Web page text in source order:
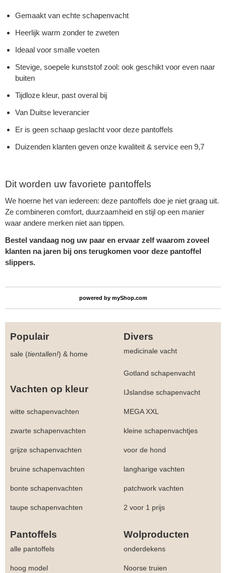
Gemaakt van echte schapenvacht
Heerlijk warm zonder te zweten
Ideaal voor smalle voeten
Stevige, soepele kunststof zool: ook geschikt voor even naar
buiten
Tijdloze kleur, past overal bij
Van Duitse leverancier
Er is geen schaap geslacht voor deze pantoffels
Duizenden klanten geven onze kwaliteit & service een 9,7
Dit worden uw favoriete pantoffels
We hoerne het van iedereen: deze pantoffels doe je niet graag uit.
Ze combineren comfort, duurzaamheid en stijl op een manier
waar andere merken niet aan tippen.
Bestel vandaag nog uw paar en ervaar zelf waarom zoveel
klanten na jaren bij ons terugkomen voor deze pantoffel
slippers.
powered by myShop.com
Populair Divers
sale (tientallen!) & home medicinale vacht
Gotland schapenvacht
Vachten op kleur IJslandse schapenvacht
witte schapenvachten MEGA XXL
zwarte schapenvachten kleine schapenvachtjes
grijze schapenvachten voor de hond
bruine schapenvachten langharige vachten
bonte schapenvachten patchwork vachten
taupe schapenvachten 2 voor 1 prijs
Pantoffels Wolproducten
alle pantoffels onderdekens
hoog model Noorse truien